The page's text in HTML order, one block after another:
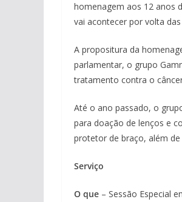
homenagem aos 12 anos
vai acontecer por volta
A propositura da
parlamentar, o grupo
tratamento contra o
Até o ano passado, o
para doação de lenços e
protetor de braço, além
Serviço
O que – Sessão Especial